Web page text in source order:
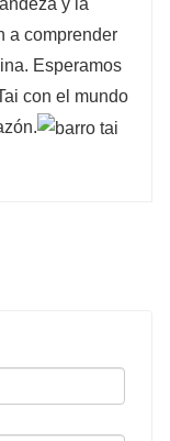
a comprender
Esperamos
con el mundo